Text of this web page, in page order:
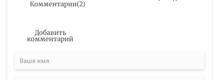
Комментарии(2)
Добавить
комментарий